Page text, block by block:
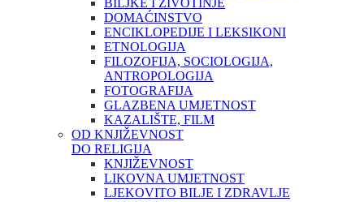
DOMAĆINSTVO
ENCIKLOPEDIJE I LEKSIKONI
ETNOLOGIJA
FILOZOFIJA, SOCIOLOGIJA,
ANTROPOLOGIJA
FOTOGRAFIJA
GLAZBENA UMJETNOST
KAZALIŠTE, FILM
OD KNJIŽEVNOST
DO RELIGIJA
KNJIŽEVNOST
LIKOVNA UMJETNOST
LJEKOVITO BILJE I ZDRAVLJE